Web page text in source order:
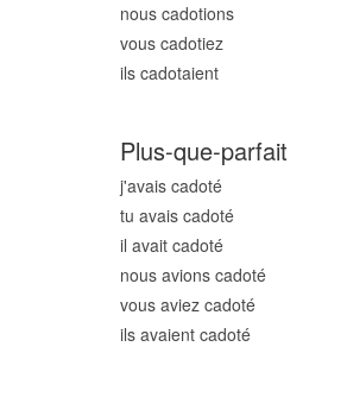
nous cadotions
vous cadotiez
ils cadotaient
Plus-que-parfait
j'avais cadoté
tu avais cadoté
il avait cadoté
nous avions cadoté
vous aviez cadoté
ils avaient cadoté